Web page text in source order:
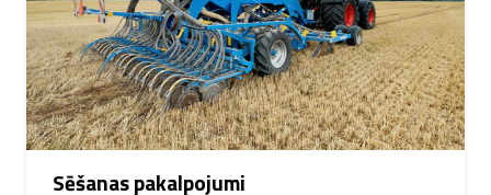
Sēšanas pakalpojumi